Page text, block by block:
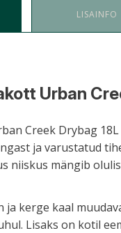
LISAINFO
Urban
Creek Drybag
ja varustatud
niiskus mängib
ja kerge kaal
Lisaks on kotil